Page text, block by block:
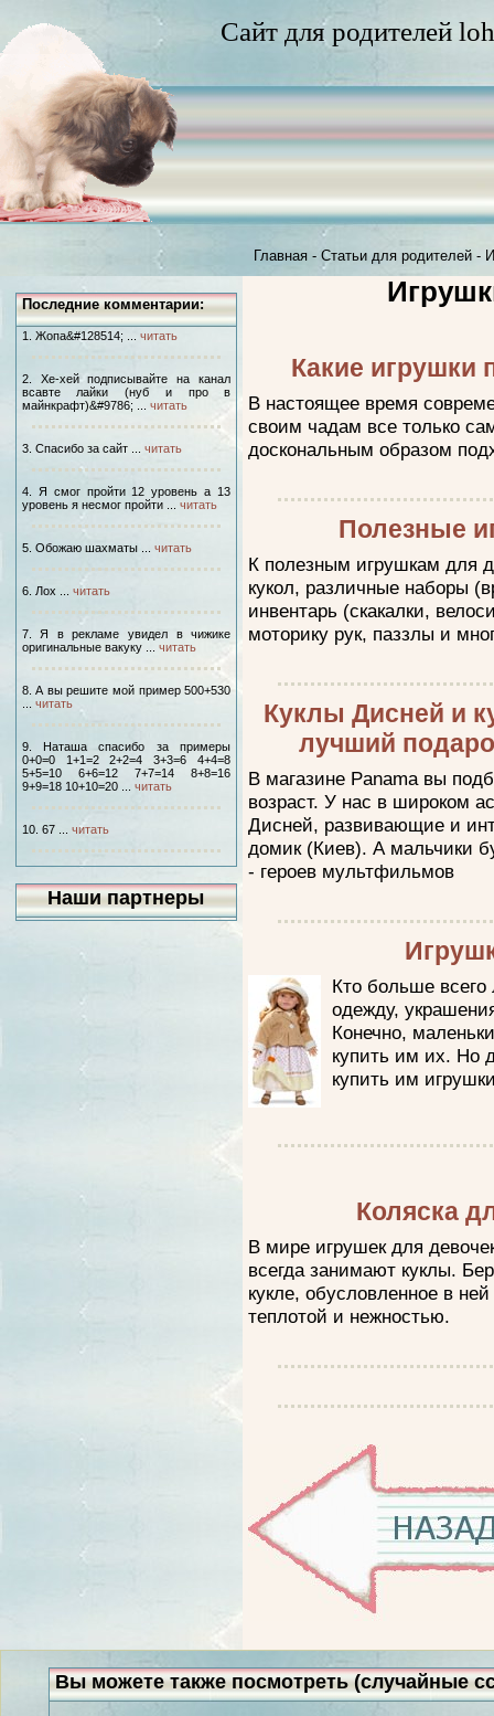
Сайт для родителей
Главная - Статьи для родителей -
Последние комментарии:
1. Жопа&#128514; ... читать
2. Хе-хей подписывайте на канал
всавте лайки (нуб и про в
майнкрафт)&#9786; ... читать
3. Спасибо за сайт ... читать
4. Я смог пройти 12 уровень а 13
уровень я несмог пройти ... читать
5. Обожаю шахматы ... читать
6. Лох ... читать
7. Я в рекламе увидел в чижике
оригинальные вакуку ... читать
8. А вы решите мой пример 500+530
читать
9. Наташа спасибо за примеры
0+0=0 1+1=2 2+2=4 3+3=6 4+4=8
5+5=10 6+6=12 7+7=14 8+8=16
9+9=18 10+10=20 ... читать
10. 67 ... читать
Наши партнеры
Какие игрушки
В настоящее время
своим чадам все только
доскональным образом
Полезные
К полезным игрушкам для
кукол, различные наборы
инвентарь (скакалки,
моторику рук, паззлы и
Куклы Дисней и
лучший
В магазине Panama вы
возраст. У нас в широком
Дисней, развивающие и
домик (Киев). А мальчики
- героев мультфильмов
Кто больше
одежду,
Конечно,
купить им их. Но
купить им
Коляска
В мире игрушек для
всегда занимают куклы.
кукле, обусловленное в
теплотой и нежностью.
Вы можете также посмотреть (случайные